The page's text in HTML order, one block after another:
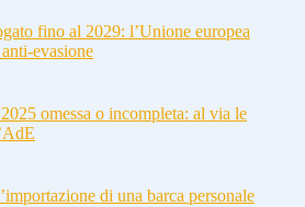
fino al 2029: l’Unione europea
evasione
omessa o incompleta: al via le
di una barca personale